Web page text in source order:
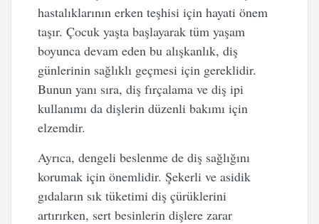
hastalıklarının erken teşhisi için hayati önem
taşır. Çocuk yaşta başlayarak tüm yaşam
boyunca devam eden bu alışkanlık, diş
günlerinin sağlıklı geçmesi için gereklidir.
Bunun yanı sıra, diş fırçalama ve diş ipi
kullanımı da dişlerin düzenli bakımı için
elzemdir.
Ayrıca, dengeli beslenme de diş sağlığını
korumak için önemlidir. Şekerli ve asidik
gıdaların sık tüketimi diş çürüklerini
artırırken, sert besinlerin dişlere zarar